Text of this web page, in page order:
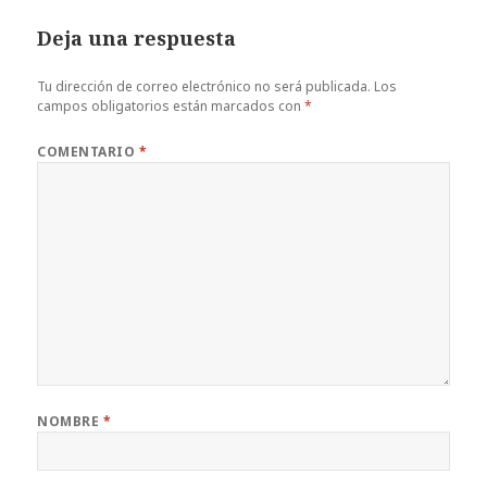
Deja una respuesta
Tu dirección de correo electrónico no será publicada. Los
campos obligatorios están marcados con*
COMENTARIO *
NOMBRE *